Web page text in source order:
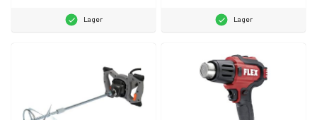
Lager Lager